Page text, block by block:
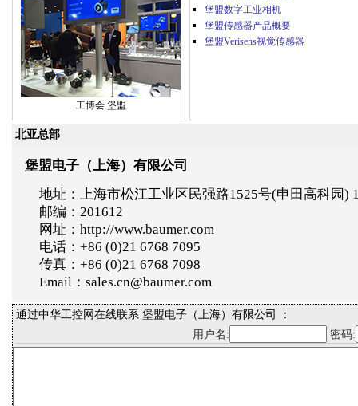
工博会 堡盟
堡盟数字工业相机
堡盟传感器产品概要
堡盟Verisens视觉传感器
北亚总部
堡盟电子（上海）有限公司
地址：上海市松江工业区民强路1525号(申田高科园)
邮编：201612
网址：http://www.baumer.com
电话：+86 (0)21 6768 7095
传真：+86 (0)21 6768 7098
Email：sales.cn@baumer.com
通过中华工控网在线联系 堡盟电子（上海）有限公司 ：
用户名:
密码: